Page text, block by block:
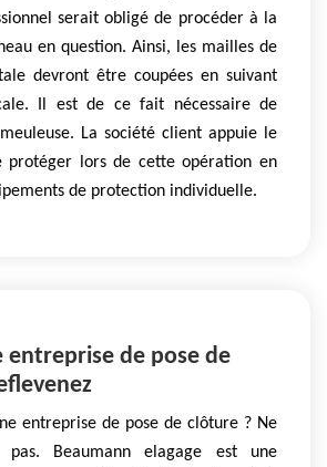
serait obligé de procéder à la
en question. Ainsi, les mailles de
devront être coupées en suivant
Il est de ce fait nécessaire de
La société client appuie le
lors de cette opération en
de protection individuelle.
entreprise de pose de
entreprise de pose de clôture ? Ne
Beaumann elagage est une